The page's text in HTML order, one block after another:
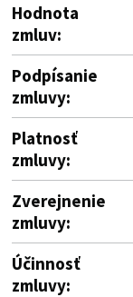
Hodnota
zmluv:
Podpísanie
zmluvy:
Platnosť
zmluvy:
Zverejnenie
zmluvy:
Účinnosť
zmluvy: